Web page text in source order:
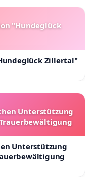
"Hundeglück
Zillertal"
Unterstützung
Unterstützung